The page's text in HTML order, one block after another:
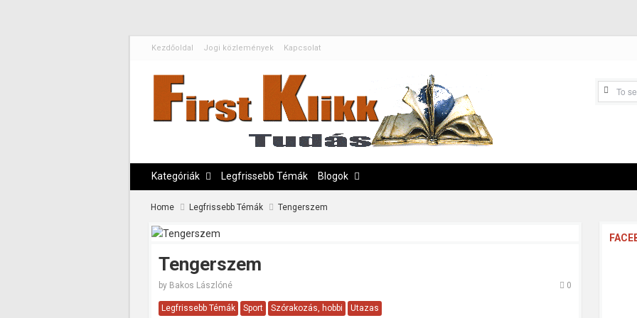
Kezdőoldal Jogi közlemények Kapcsolat
Kategóriák Legfrissebb Témák Blogok
Home Legfrissebb Témák Tengerszem
Tengerszem
by Bakos Lászlóné 0
Legfrissebb Témák Sport Szórakozás, hobbi Utazas